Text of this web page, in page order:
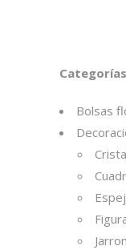
Categorías
Bolsas